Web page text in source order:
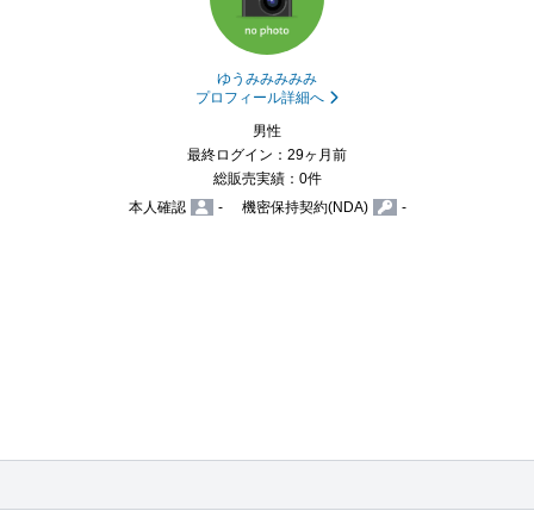
ゆうみみみみみ
プロフィール詳細へ
男性
最終ログイン：29ヶ月前
総販売実績：0件
本人確認
- 機密保持契約(NDA) -